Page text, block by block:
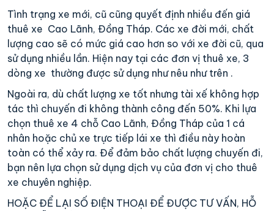
Tình trạng xe mới, cũ cũng quyết định nhiều đến giá
thuê xe Cao Lãnh, Đồng Tháp. Các xe đời mới, chất
lượng cao sẽ có mức giá cao hơn so với xe đời cũ, qua
sử dụng nhiều lần. Hiện nay tại các đơn vị thuê xe, 3
dòng xe thường được sử dụng như nêu như trên .
Ngoài ra, dù chất lượng xe tốt nhưng tài xế không hợp
tác thì chuyến đi không thành công đến 50%. Khi lựa
chọn thuê xe 4 chỗ Cao Lãnh, Đồng Tháp của 1 cá
nhân hoặc chủ xe trực tiếp lái xe thì điều này hoàn
toàn có thể xảy ra. Để đảm bảo chất lượng chuyến đi,
bạn nên lựa chọn sử dụng dịch vụ của đơn vị cho thuê
xe chuyên nghiệp.
HOẶC ĐỂ LẠI SỐ ĐIỆN THOẠI ĐỂ ĐƯỢC TƯ VẤN, HỖ